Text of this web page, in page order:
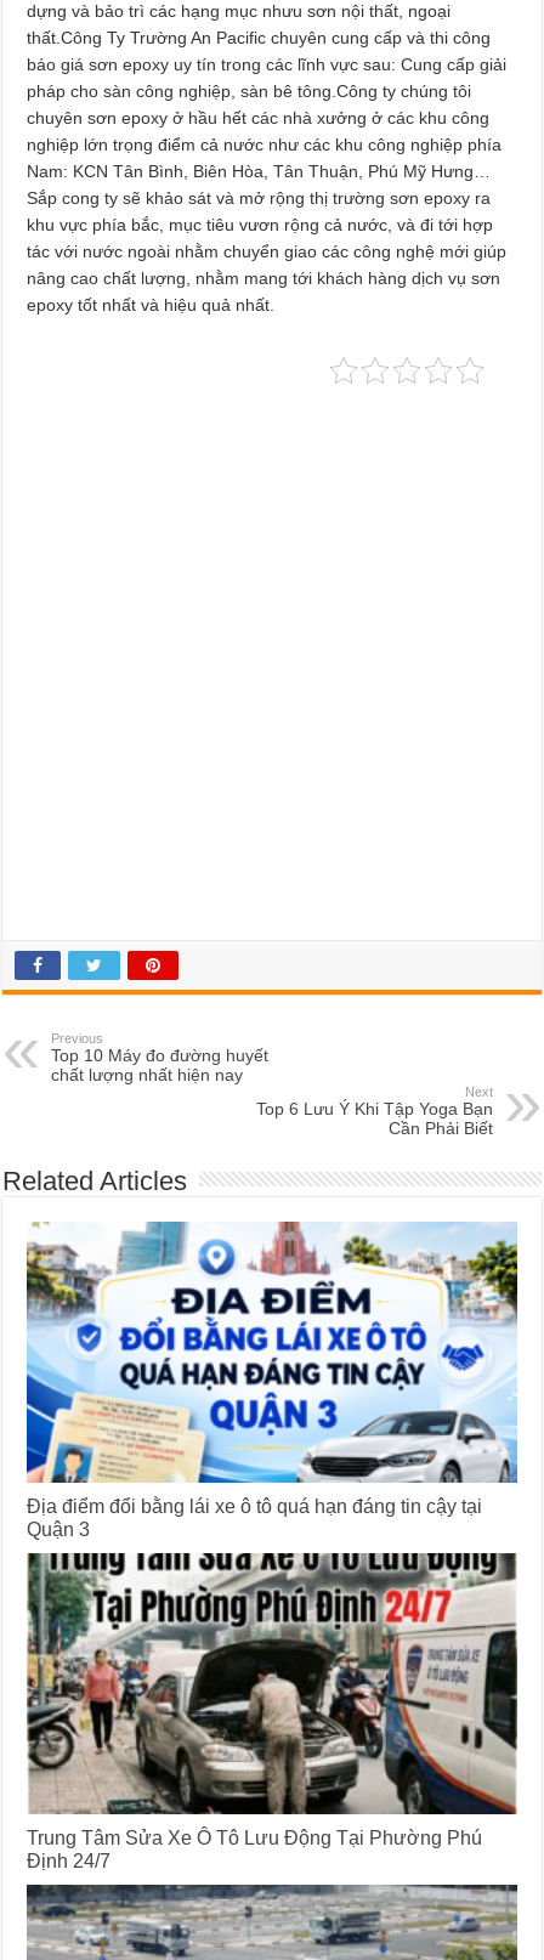
dựng và bảo trì các hạng mục nhưu sơn nội thất, ngoại
thất.Công Ty Trường An Pacific chuyên cung cấp và thi công
báo giá sơn epoxy uy tín trong các lĩnh vực sau: Cung cấp giải
pháp cho sàn công nghiệp, sàn bê tông.Công ty chúng tôi
chuyên sơn epoxy ở hầu hết các nhà xưởng ở các khu công
nghiệp lớn trọng điểm cả nước như các khu công nghiệp phía
Nam: KCN Tân Bình, Biên Hòa, Tân Thuận, Phú Mỹ Hưng…
Sắp cong ty sẽ khảo sát và mở rộng thị trường sơn epoxy ra
khu vực phía bắc, mục tiêu vươn rộng cả nước, và đi tới hợp
tác với nước ngoài nhằm chuyển giao các công nghệ mới giúp
nâng cao chất lượng, nhằm mang tới khách hàng dịch vụ sơn
epoxy tốt nhất và hiệu quả nhất.
Previous
Top 10 Máy đo đường huyết
chất lượng nhất hiện nay
Next
Top 6 Lưu Ý Khi Tập Yoga Bạn
Cần Phải Biết
Related Articles
Địa điểm đổi bằng lái xe ô tô quá hạn đáng tin cậy tại
Quận 3
Trung Tâm Sửa Xe Ô Tô Lưu Động Tại Phường Phú
Định 24/7